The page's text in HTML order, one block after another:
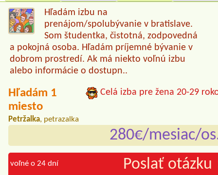
miesto
Hľadám izbu na
prenájom/spolubývanie v bratislave.
Som študentka, čistotná, zodpovedná
a pokojná osoba. Hľadám príjemné bývanie v
dobrom prostredí. Ak má niekto voľnú izbu
alebo informácie o dostupn..
Celá izba pre žena 20-29
Hľadám 1
miesto
Petržalka, petrazalka
280€/mesiac/
voľné o 24 dní Poslať otázku